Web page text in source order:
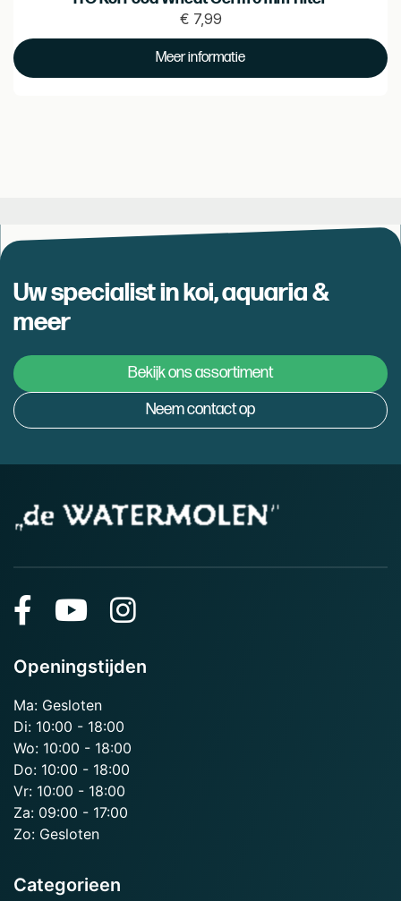
€ 7,99
Prijs €
Meer informatie
Uw specialist in koi, aquaria &
meer
Bekijk ons assortiment
Neem contact op
Openingstijden
Ma: Gesloten
Di: 10:00 - 18:00
Wo: 10:00 - 18:00
Do: 10:00 - 18:00
Vr: 10:00 - 18:00
Za: 09:00 - 17:00
Zo: Gesloten
Categorieen